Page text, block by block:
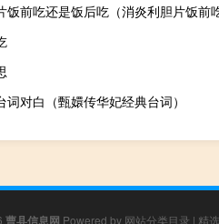
前吃还是饭后吃（消炎利胆片饭前
对白（甄嬛传华妃经典台词）
曹县信息网 Powered by 网站分类目录 | 精